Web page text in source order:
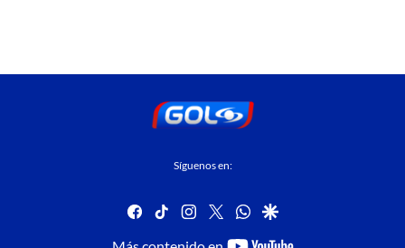
Síguenos en:
facebook
tiktok instagram
twitterwhatsapp
google
youtube-